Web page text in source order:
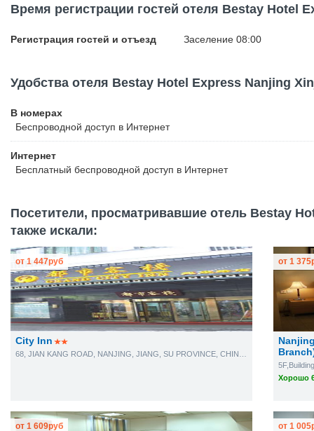
Время регистрации гостей отеля Bestay Hotel
Регистрация гостей и отъезд Заселение 08:00
Удобства отеля Bestay Hotel Express Nanjing
В номерах
Беспроводной доступ в Интернет
Интернет
Бесплатный беспроводной доступ в Интернет
Посетители, просматривавшие отель Bestay
также искали:
City Inn
от 1 447руб
Хорошо
от 1 375
от 1 609руб от 1 005